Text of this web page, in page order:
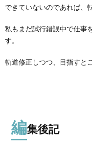
できていないのであれば、
私もまだ試行錯誤中で仕事
す。
軌道修正しつつ、目指すと
編集後記